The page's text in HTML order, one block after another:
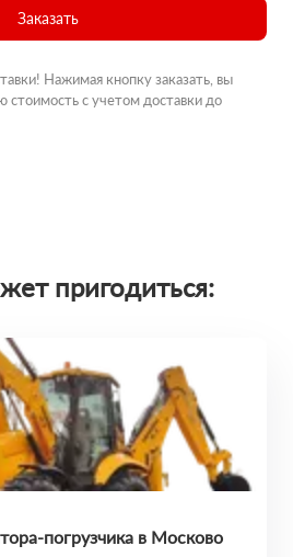
Заказать
Нажимая кнопку заказать, вы
стоимость с учетом доставки до
пригодиться:
погрузчика в Москово